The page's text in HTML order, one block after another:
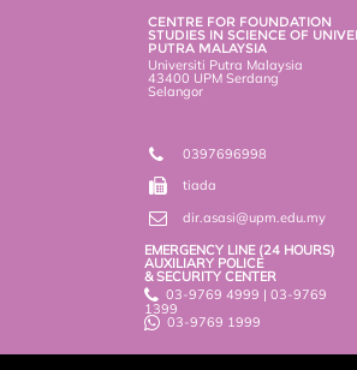
CENTRE FOR FOUNDATION
STUDIES IN SCIENCE OF
PUTRA MALAYSIA
Universiti Putra Malaysia
43400 UPM Serdang
Selangor
0397696998
tiada
dir.asasi@upm.edu.my
EMERGENCY LINE (24 HOURS)
AUXILIARY POLICE
& SECURITY CENTER
03-9769 4999 | 03-9769
1399
03-9769 1999